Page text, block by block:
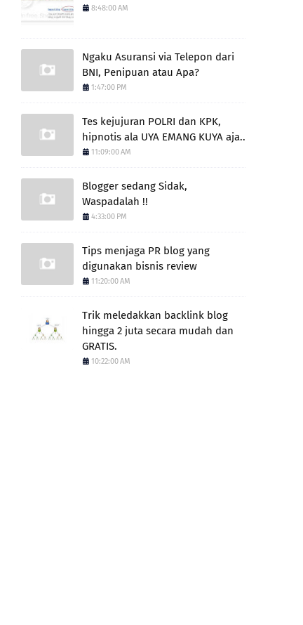
8:48:00 AM
Ngaku Asuransi via Telepon dari
BNI, Penipuan atau Apa?
1:47:00 PM
Tes kejujuran POLRI dan KPK,
hipnotis ala UYA EMANG KUYA aja..
11:09:00 AM
Blogger sedang Sidak,
Waspadalah !!
4:33:00 PM
Tips menjaga PR blog yang
digunakan bisnis review
11:20:00 AM
Trik meledakkan backlink blog
hingga 2 juta secara mudah dan
GRATIS.
10:22:00 AM